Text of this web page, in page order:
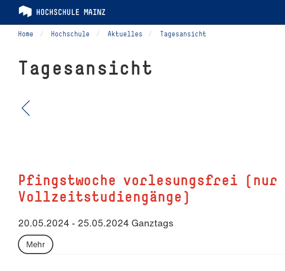
Home Hochschule Aktuelles Tagesansicht
Tagesansicht
Pfingstwoche vorlesungsfrei (nur
Vollzeitstudiengänge)
20.05.2024 - 25.05.2024 Ganztags
Mehr